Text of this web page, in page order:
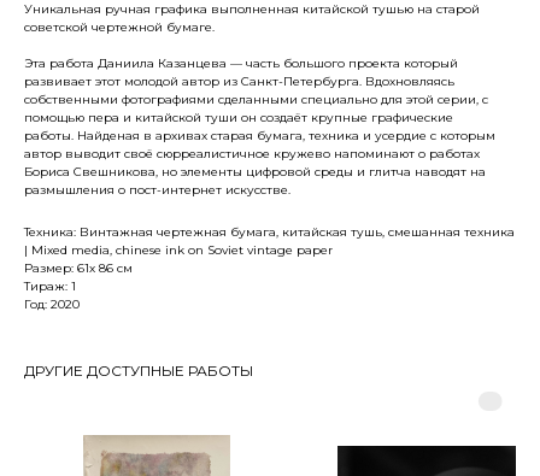
Уникальная ручная графика выполненная китайской тушью на старой
советской чертежной бумаге.
Эта работа Даниила Казанцева — часть большого проекта который
развивает этот молодой автор из Санкт-Петербурга. Вдохновляясь
собственными фотографиями сделанными специально для этой серии, с
помощью пера и китайской туши он создаёт крупные графические
работы. Найденая в архивах старая бумага, техника и усердие с которым
автор выводит своё сюрреалистичное кружево напоминают о работах
Бориса Свешникова, но элементы цифровой среды и глитча наводят на
размышления о пост-интернет искусстве.
Техника: Винтажная чертежная бумага, китайская тушь, смешанная техника
| Mixed media, chinese ink on Soviet vintage paper
Размер: 61х 86 см
Тираж: 1
Год: 2020
ДРУГИЕ ДОСТУПНЫЕ РАБОТЫ